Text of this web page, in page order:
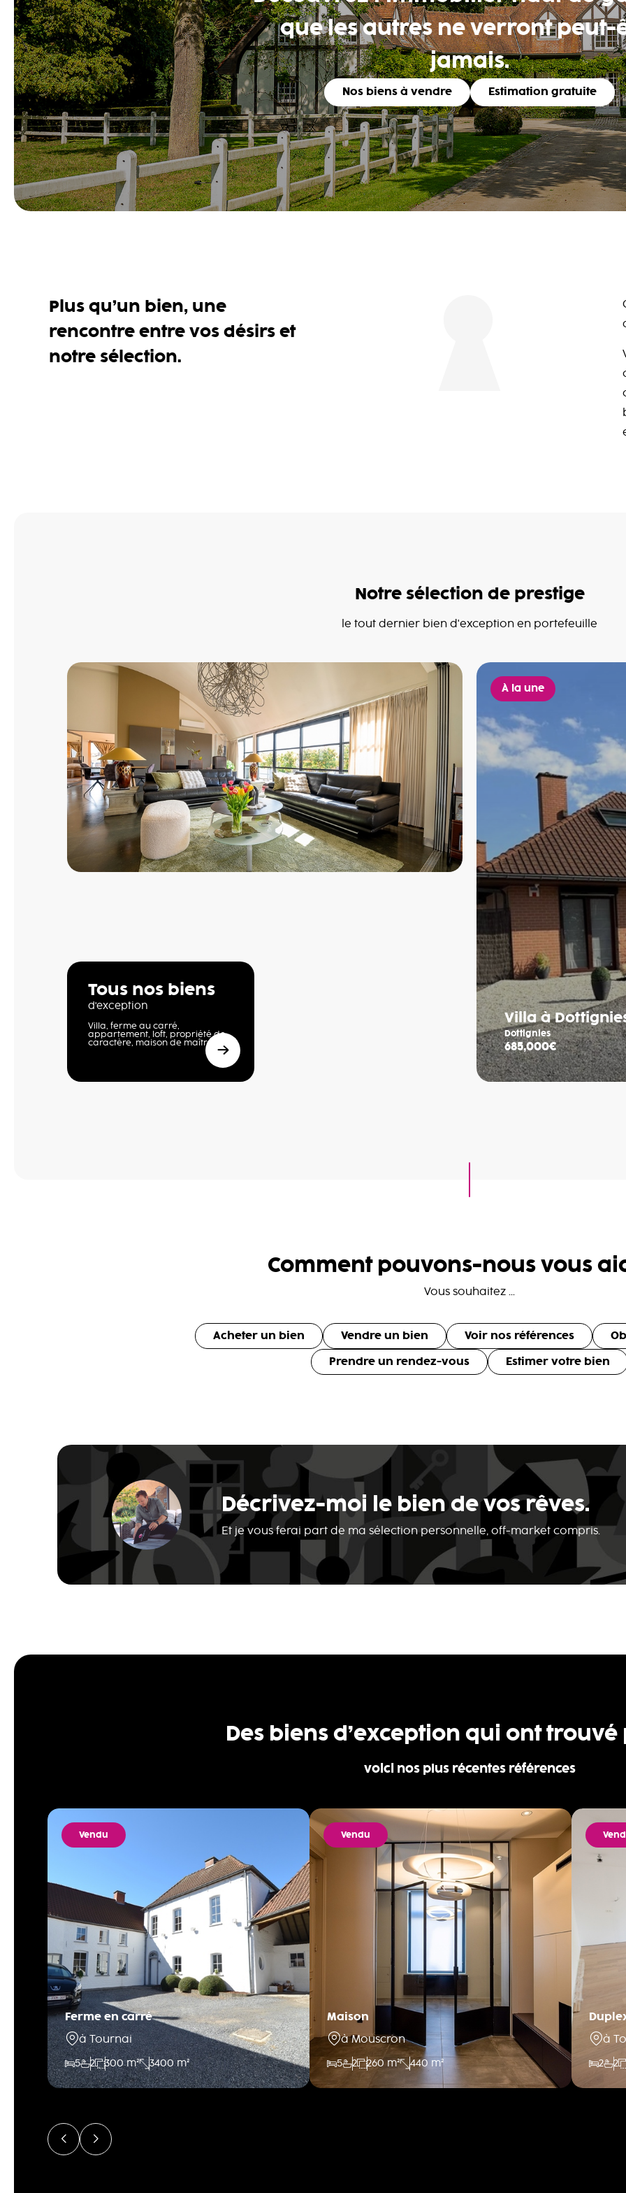
que les autres ne verront peut-
jamais.
Nos biens à vendre Estimation gratuite
Plus qu’un bien, une
rencontre entre vos désirs et
notre sélection.
Notre sélection de prestige
le tout dernier bien d'exception en portefeuille
Tous nos biens
d'exception
Villa, ferme au carré,
appartement, loft, propriété de
caractère, maison de maître,…
À la une
Villa à
Dottignies
685,000€
Comment pouvons-nous vous
Vous souhaitez ...
Acheter un bien Vendre un bien Voir nos références
Prendre un rendez-vous Estimer votre bien
Décrivez-moi le bien de vos rêves.
Et je vous ferai part de ma sélection personnelle, off-market compris.
Des biens d’exception qui ont
voici nos plus récentes références
Vendu
Ferme en carré
à Tournai
5 2 300 m² 3400 m²
Vendu
Maison
à Mouscron
5 2 260 m² 440 m²
à
2 2